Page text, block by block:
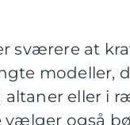
sværere at
modeller,
altaner eller i
vælger også